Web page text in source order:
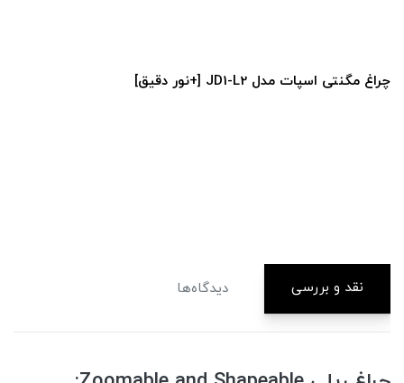
چراغ مگنتی اسپات مدل JD1-L2 [+نور دقیق]
نقد و بررسی دیدگاه‌ها